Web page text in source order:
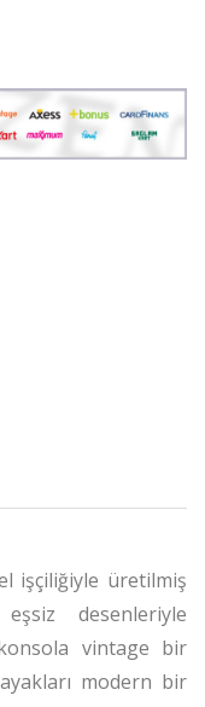
işçiliğiyle üretilmiş
desenleriyle
vintage bir
modern bir